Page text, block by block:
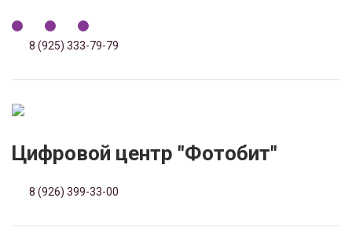
8 (925) 333-79-79
Цифровой центр "Фотобит"
8 (926) 399-33-00